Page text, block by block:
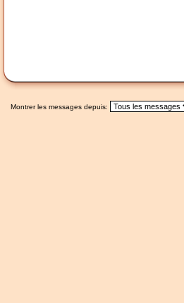
Montrer les messages depuis: